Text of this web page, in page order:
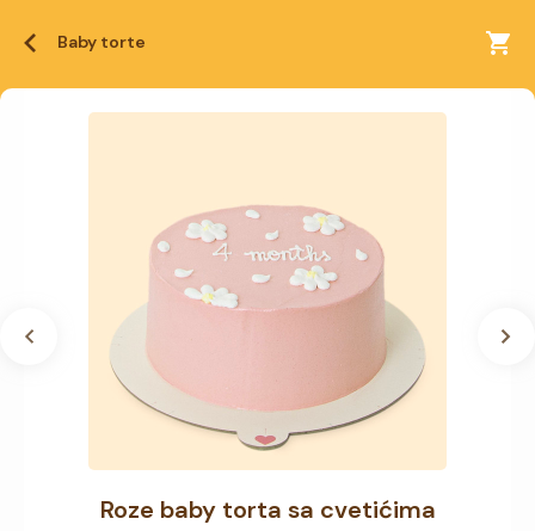
Baby torte
Roze baby torta sa cvetićima